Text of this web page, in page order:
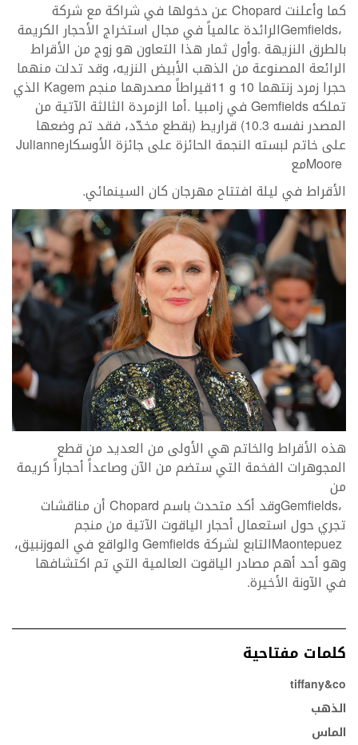
‬على‭ ‬خاتم‭ ‬لبسته‭ ‬النجمة‭ ‬الحائزة‭ ‬على‭ ‬جائزة‭ ‬الأوسكار‭ ‬Julianne
Moore‭ ‬مع‭
الأقراط‭ ‬في‭ ‬ليلة‭ ‬افتتاح‭ ‬مهرجان‭ ‬كان‭ ‬السينمائي‭. ‬
‬من
‬في‭ ‬الآونة‭ ‬الأخيرة‭.‬
كلمات مفتاحية
tiffany&co
الذهب
الماس